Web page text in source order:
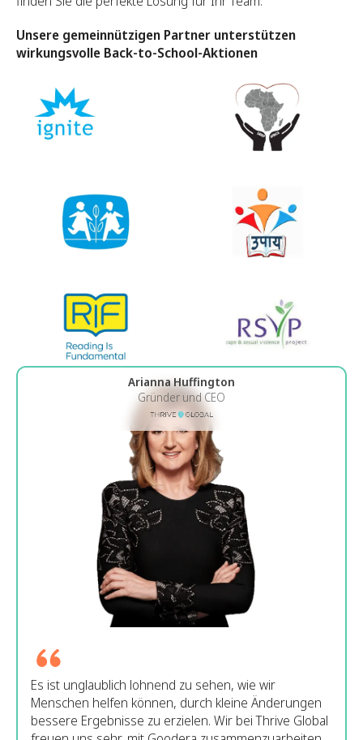
Unsere gemeinnützigen Partner unterstützen
wirkungsvolle Back-to-School-Aktionen
Lawrence A. L.
Hauptakquise von Talenten
Danke Goodera für die gute Arbeit, die du leistest!
Was für eine fantastische Art, etwas zu bewegen und
der Community etwas zurückzugeben.